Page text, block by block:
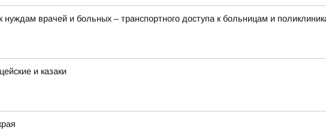
врачей и больных – транспортного доступа к больницам и
и казаки